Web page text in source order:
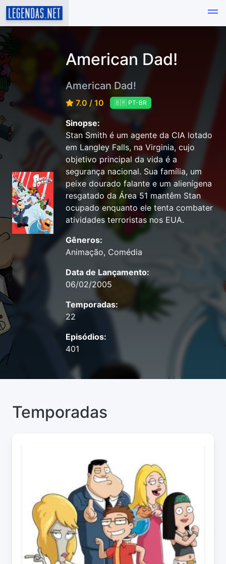
American Dad!
American Dad!
7.0 / 10 🇧🇷 PT-BR
Sinopse:
Stan Smith é um agente da CIA lotado
em Langley Falls, na Virginia, cujo
objetivo principal da vida é a
segurança nacional. Sua família, um
peixe dourado falante e um alienígena
resgatado da Área 51 mantêm Stan
ocupado enquanto ele tenta combater
atividades terroristas nos EUA.
Gêneros:
Animação, Comédia
Data de Lançamento:
06/02/2005
Temporadas:
22
Episódios:
401
Temporadas